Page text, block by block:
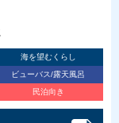
海を望むくらし
ビューバス/露天風呂
民泊向き